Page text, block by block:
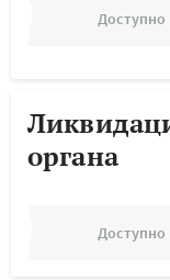
Доступно
органа
Доступно